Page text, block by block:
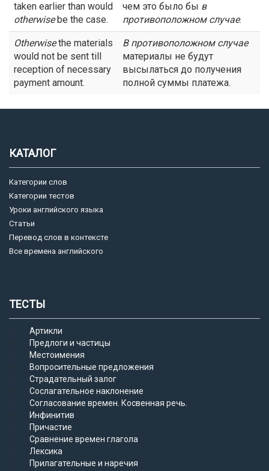
taken earlier than would
otherwisebe the case.
чем это было бы в
противоположномслучае.
Otherwisethe materials
would not be sent till
reception of necessary
payment amount.
В противоположном случае
материалы не будут
высылаться до получения
полной суммы платежа.
КАТАЛОГ
Категории слов
Категории тестов
Уроки английского языка
Статьи
Перевод слов в контексте
Все времена английского
ТЕСТЫ
Артикли
Предлоги и частицы
Местоимения
Вопросительные предложения
Страдательный залог
Сослагательное наклонение
Согласование времен. Косвенная речь.
Инфинитив
Причастие
Сравнение времен глагола
Лексика
Прилагательные и наречия